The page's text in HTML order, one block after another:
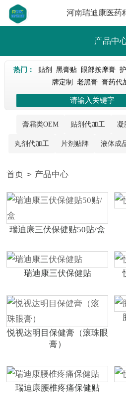
河南瑞迪康医药
产品中
热门： 贴剂 黑膏贴 眼部按摩膏
牌定制
老黑膏 膏药代
膏霜类OEM 贴剂代加工 凝
丸剂代加工 片剂贴牌 液体成
首页 > 产品中心
瑞迪康三伏保健贴50贴/盒
瑞迪康三伏保健贴
悦视达明目保健膏（滚珠眼
膏）
瑞迪康腰椎疼痛保健贴